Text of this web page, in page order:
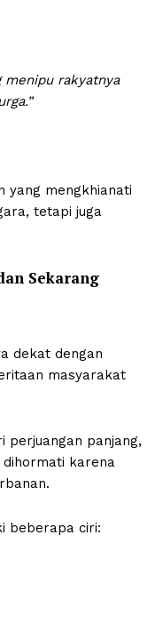
menipu rakyatnya
yang mengkhianati
tetapi juga
Sekarang
dekat dengan
masyarakat
perjuangan panjang,
karena
beberapa ciri: